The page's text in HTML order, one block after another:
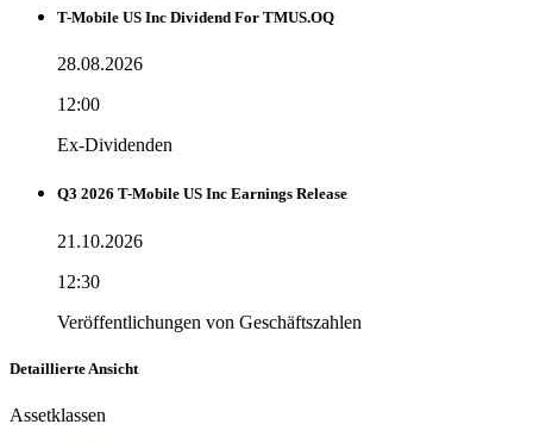
T-Mobile US Inc Dividend For TMUS.OQ
28.08.2026
12:00
Ex-Dividenden
Q3 2026 T-Mobile US Inc Earnings Release
21.10.2026
12:30
Veröffentlichungen von Geschäftszahlen
Detaillierte Ansicht
Assetklassen